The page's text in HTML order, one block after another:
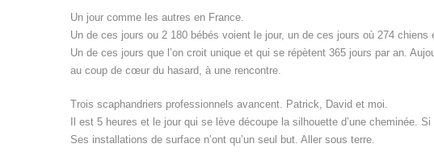
Un jour comme les autres en France.
Un de ces jours ou 2 180 bébés voient le jour, un de ces jours où 274 chiens
Un de ces jours que l’on croit unique et qui se répètent 365 jours par an.
au coup de cœur du hasard, à une rencontre.
Trois scaphandriers professionnels avancent. Patrick, David et moi.
Il est 5 heures et le jour qui se lève découpe la silhouette d’une cheminée.
Ses installations de surface n’ont qu’un seul but. Aller sous terre.